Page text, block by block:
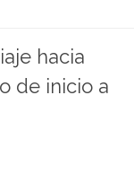
hacia
de inicio a